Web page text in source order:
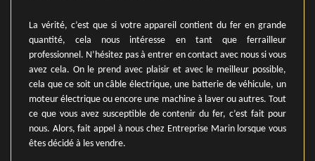
La vérité, c’est que si votre appareil contient du fer en grande
quantité, cela nous intéresse en tant que ferrailleur
professionnel. N’hésitez pas à entrer en contact avec nous si vous
avez cela. On le prend avec plaisir et avec le meilleur possible,
cela que ce soit un câble électrique, une batterie de véhicule, un
moteur électrique ou encore une machine à laver ou autres. Tout
ce que vous avez susceptible de contenir du fer, c’est fait pour
nous. Alors, fait appel à nous chez Entreprise Marin lorsque vous
êtes décidé à les vendre.